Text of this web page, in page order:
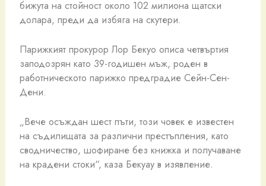
бижута на стойност около 102 милиона щатски
долара, преди да избяга на скутери.
Парижкият прокурор Лор Бекуо описа четвъртия
заподозрян като 39-годишен мъж, роден в
работническото парижко предградие Сейн-Сен-
Дени.
„Вече осъждан шест пъти, този човек е известен
на съдилищата за различни престъпления, като
сводничество, шофиране без книжка и получаване
на крадени стоки“, каза Бекуау в изявление.